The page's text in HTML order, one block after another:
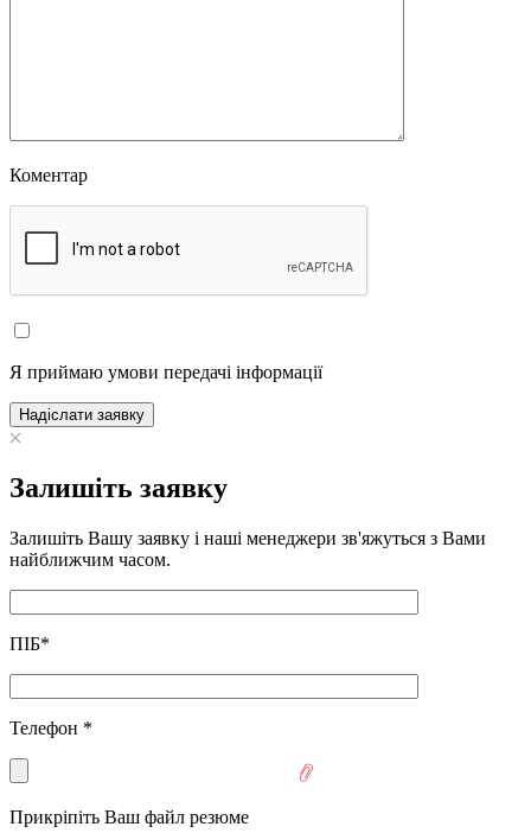
Коментар
Я приймаю умови передачі інформації
Надіслати заявку
Залишіть заявку
Залишіть Вашу заявку і наші менеджери зв'яжуться з Вами
найближчим часом.
ПІБ*
Телефон *
Прикріпіть Ваш файл резюме